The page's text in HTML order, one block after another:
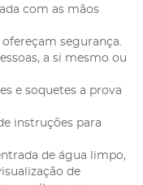
com as mãos
segurança.
a si mesmo ou
e soquetes a prova
instruções para
de água limpo,
de